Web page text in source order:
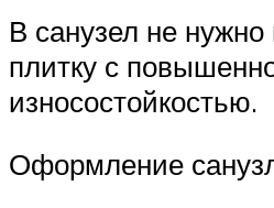
В санузел не
плитку с
износостойкостью.
Оформление